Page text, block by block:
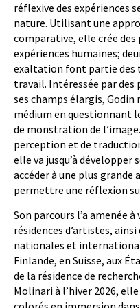
réflexive des expériences
nature. Utilisant une
comparative, elle crée
expériences humaines;
exaltation font partie des
travail. Intéressée par
ses champs élargis,
médium en questionnant
de monstration de
perception et de
elle va jusqu’à
accéder à une plus
permettre une réflexion
Son parcours l’a amenée
résidences d’artistes,
nationales et
Finlande, en Suisse, aux
de la résidence de
Molinari à l’hiver 2026,